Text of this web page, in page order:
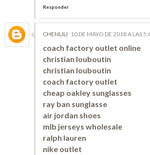
Responder
CHENLILI 10 DE MAYO DE 2018 A LAS
coach factory outlet online
christian louboutin
christian louboutin
coach factory outlet
cheap oakley sunglasses
ray ban sunglasse
air jordan shoes
mlb jerseys wholesale
ralph lauren
nike outlet